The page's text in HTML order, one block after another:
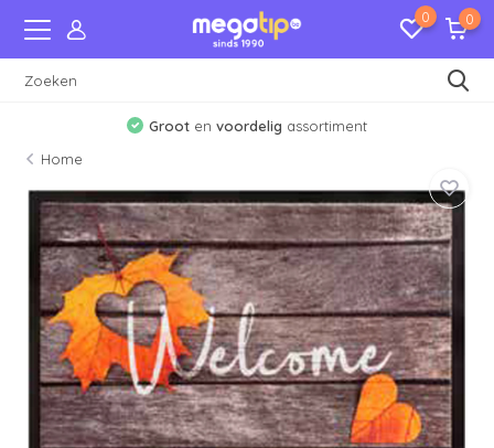
0 0
Groot envoordelig assortiment
Home